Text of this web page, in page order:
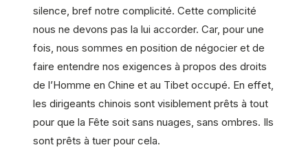
silence, bref notre complicité. Cette complicité
nous ne devons pas la lui accorder. Car, pour une
fois, nous sommes en position de négocier et de
faire entendre nos exigences à propos des droits
de l’Homme en Chine et au Tibet occupé. En effet,
les dirigeants chinois sont visiblement prêts à tout
pour que la Fête soit sans nuages, sans ombres. Ils
sont prêts à tuer pour cela.